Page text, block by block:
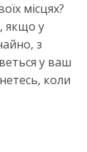
місцях?
якщо у
з
у ваш
коли